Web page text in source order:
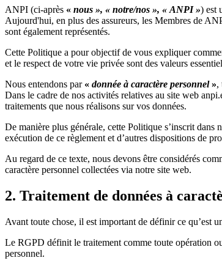
ANPI (ci-après « nous », « notre/nos », « ANPI ») est
Aujourd'hui, en plus des assureurs, les Membres de
sont également représentés.
Cette Politique a pour objectif de vous expliquer
et le respect de votre vie privée sont des valeurs
Nous entendons par « donnée à caractère personnel»,
Dans le cadre de nos activités relatives au site web
traitements que nous réalisons sur vos données.
De manière plus générale, cette Politique s’inscrit dans
exécution de ce règlement et d’autres dispositions de
Au regard de ce texte, nous devons être considérés
caractère personnel collectées via notre site web.
2. Traitement de données à
Avant toute chose, il est important de définir ce qu’est
Le RGPD définit le traitement comme toute opération
personnel.